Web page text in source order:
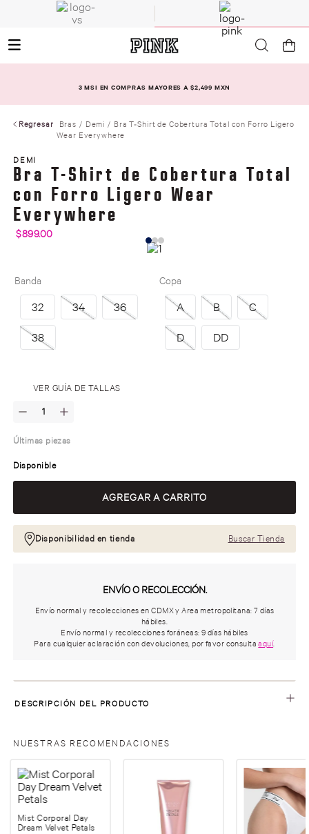
3 MSI EN COMPRAS MAYORES A $2,499 MXN
Regresar Bras Demi
Bra T-Shirt de Cobertura Total con Forro Ligero
Wear Everywhere
DEMI
Bra T-Shirt de Cobertura Total
con Forro Ligero Wear
Everywhere
$899.00
Copa
A B
C
D
DD
Banda
32 34
36
38
VER GUÍA DE TALLAS
Últimas piezas
Disponible
Disponibilidad en tienda Buscar Tienda
ENVÍO O RECOLECCIÓN.
Envío normal y recolecciones en CDMX y Area metropolitana: 7 días
hábiles.
Envío normal y recolecciones foráneas: 9 días hábiles
Para cualquier aclaración con devoluciones, por favor consultaaquí.
DESCRIPCIÓN DEL PRODUCTO
NUESTRAS RECOMENDACIONES
Mist Corporal Day
Dream Velvet Petals